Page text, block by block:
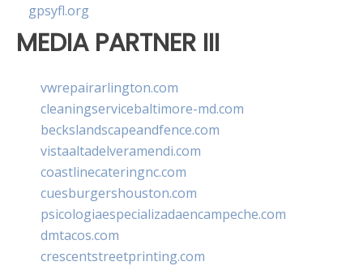
gpsyfl.org
MEDIA PARTNER III
vwrepairarlington.com
cleaningservicebaltimore-md.com
beckslandscapeandfence.com
vistaaltadelveramendi.com
coastlinecateringnc.com
cuesburgershouston.com
psicologiaespecializadaencampeche.com
dmtacos.com
crescentstreetprinting.com